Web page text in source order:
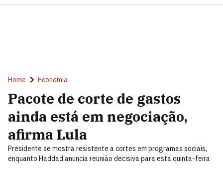
Home Economia
Pacote de corte de gastos
ainda está em negociação,
afirma Lula
Presidente se mostra resistente a cortes em programas sociais,
enquanto Haddad anuncia reunião decisiva para esta quinta-feira